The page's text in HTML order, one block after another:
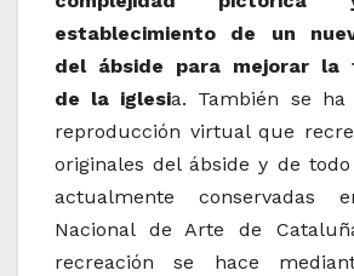
establecimiento de un
del ábside para mejorar la
de la iglesia. También se
reproducción virtual que
originales del ábside y de
actualmente conservadas
Nacional de Arte de
recreación se hace